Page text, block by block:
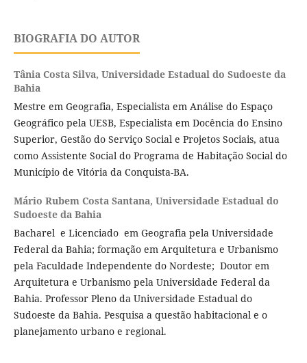
BIOGRAFIA DO AUTOR
Tânia Costa Silva, Universidade Estadual do Sudoeste da
Bahia
Mestre em Geografia, Especialista em Análise do Espaço
Geográfico pela UESB, Especialista em Docência do Ensino
Superior, Gestão do Serviço Social e Projetos Sociais, atua
como Assistente Social do Programa de Habitação Social do
Município de Vitória da Conquista-BA.
Mário Rubem Costa Santana, Universidade Estadual do
Sudoeste da Bahia
Bacharel e Licenciado em Geografia pela Universidade
Federal da Bahia; formação em Arquitetura e Urbanismo
pela Faculdade Independente do Nordeste; Doutor em
Arquitetura e Urbanismo pela Universidade Federal da
Bahia. Professor Pleno da Universidade Estadual do
Sudoeste da Bahia. Pesquisa a questão habitacional e o
planejamento urbano e regional.